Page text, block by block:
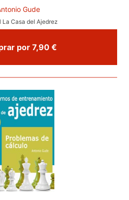
Gude
La Casa del Ajedrez
Comprar por 7,90 €